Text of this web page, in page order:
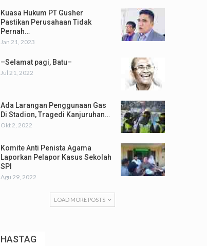
Kuasa Hukum PT Gusher
Pastikan Perusahaan Tidak
Pernah…
Jan 21, 2023
–Selamat pagi, Batu–
Jul 21, 2022
Ada Larangan Penggunaan Gas
Di Stadion, Tragedi Kanjuruhan…
Okt 2, 2022
Komite Anti Penista Agama
Laporkan Pelapor Kasus Sekolah
SPI
Agu 29, 2022
LOAD MORE POSTS
HASTAG